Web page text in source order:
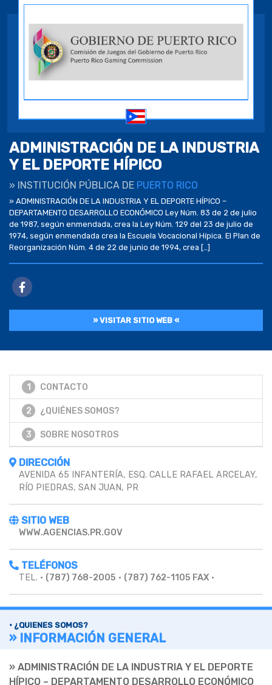
ADMINISTRACIÓN DE LA INDUSTRIA
Y EL DEPORTE HÍPICO
» INSTITUCIÓN PÚBLICA DE PUERTO RICO
» ADMINISTRACIÓN DE LA INDUSTRIA Y EL DEPORTE HÍPICO –
DEPARTAMENTO DESARROLLO ECONÓMICO Ley Núm. 83 de 2 de julio
de 1987, según enmendada, crea la Ley Núm. 129 del 23 de julio de
1974, según enmendada crea la Escuela Vocacional Hípica. El Plan de
Reorganización Núm. 4 de 22 de junio de 1994, crea […]
» VISITAR SITIO WEB «
1 CONTACTO
2 ¿QUIÉNES SOMOS?
3 SOBRE NOSOTROS
DIRECCIÓN
AVENIDA 65 INFANTERÍA, ESQ. CALLE RAFAEL ARCELAY,
RÍO PIEDRAS, SAN JUAN, PR
SITIO WEB
WWW.AGENCIAS.PR.GOV
TELÉFONOS
TEL. • (787) 768-2005 • (787) 762-1105 FAX •
• ¿QUIENES SOMOS?
» INFORMACIÓN GENERAL
» ADMINISTRACIÓN DE LA INDUSTRIA Y EL DEPORTE
HÍPICO – DEPARTAMENTO DESARROLLO ECONÓMICO